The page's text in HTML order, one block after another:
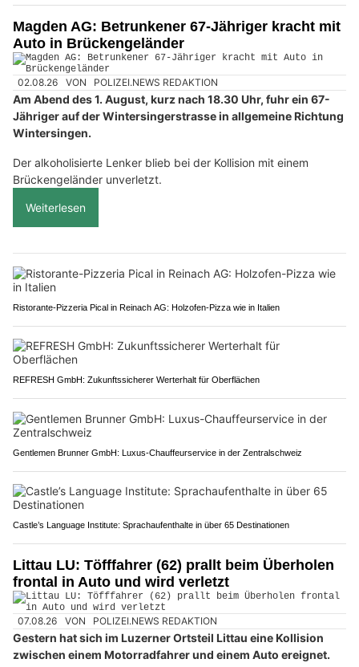
Magden AG: Betrunkener 67-Jähriger kracht mit
Auto in Brückengeländer
02.08.26 VON POLIZEI.NEWS REDAKTION
Am Abend des 1. August, kurz nach 18.30 Uhr, fuhr ein 67-
Jähriger auf der Wintersingerstrasse in allgemeine Richtung
Wintersingen.
Der alkoholisierte Lenker blieb bei der Kollision mit einem
Brückengeländer unverletzt.
Weiterlesen
Ristorante-Pizzeria Pical in Reinach AG: Holzofen-Pizza wie in Italien
REFRESH GmbH: Zukunftssicherer Werterhalt für Oberflächen
Gentlemen Brunner GmbH: Luxus-Chauffeurservice in der Zentralschweiz
Castle’s Language Institute: Sprachaufenthalte in über 65 Destinationen
Littau LU: Töfffahrer (62) prallt beim Überholen
frontal in Auto und wird verletzt
07.08.26 VON POLIZEI.NEWS REDAKTION
Gestern hat sich im Luzerner Ortsteil Littau eine Kollision
zwischen einem Motorradfahrer und einem Auto ereignet.